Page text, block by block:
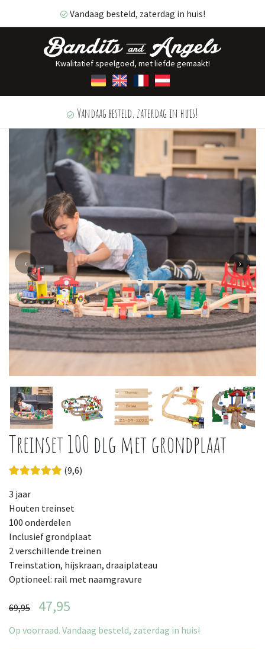
Vandaag besteld, zaterdag in huis!
Kwalitatief speelgoed, met liefde gemaakt!
Vandaag besteld, zaterdag in huis!
‹ ›
Treinset 100 dlg met grondplaat
(9,6)
3 jaar
Houten treinset
100 onderdelen
Inclusief grondplaat
2 verschillende treinen
Treinstation, hijskraan, draaiplateau
Optioneel: rail met naamgravure
69,95 47,95
Op voorraad. Vandaag besteld, zaterdag in huis!